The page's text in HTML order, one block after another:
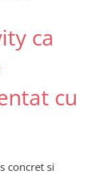
ca
cu
concret si